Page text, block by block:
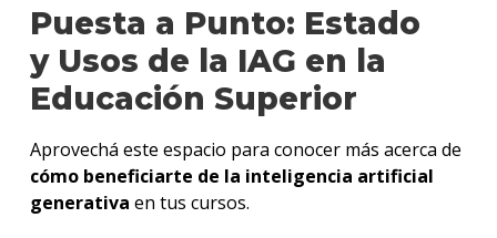
Puesta a Punto: Estado
y Usos de la IAG en la
Educación Superior
Aprovechá este espacio para conocer más acerca de
cómo beneficiarte de la inteligencia artificial
generativa en tus cursos.